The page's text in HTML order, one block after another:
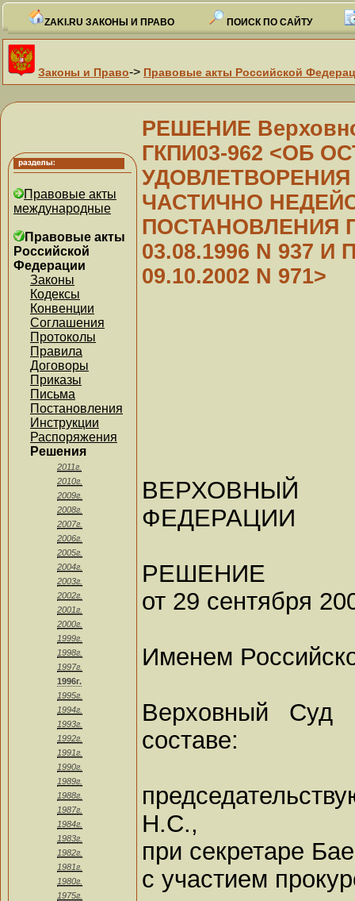
ZAKI.RU ЗАКОНЫ И ПРАВО ПОИСК ПО САЙТУ
Законы и Право-> Правовые акты Российской
Правовые акты
международные
Правовые акты
Российской
Федерации
Законы
Кодексы
Конвенции
Соглашения
Протоколы
Правила
Договоры
Приказы
Письма
Постановления
Инструкции
Распоряжения
Решения
2011г.
2010г.
2009г.
2008г.
2007г.
2006г.
2005г.
2004г.
2003г.
2002г.
2001г.
2000г.
1999г.
1998г.
1997г.
1996г.
1995г.
1994г.
1993г.
1992г.
1991г.
1990г.
1989г.
1988г.
1987г.
1984г.
1983г.
1982г.
1981г.
1980г.
1975г.
РЕШЕНИЕ
ГКПИ03-962 <ОБ
ЧАСТИЧНО
ПОСТАНОВЛЕНИЯ
03.08.1996 N 937
09.10.2002 N 971>
ФЕДЕРАЦИИ
РЕШЕНИЕ
от 29 сентября
Именем
Верховный Суд
составе:
Н.С.,
при секретаре
с участием